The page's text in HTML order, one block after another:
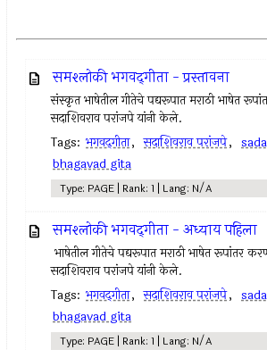
समश्लोकी भगवद्‌गीता - प्रस्तावना
संस्कृत भाषेतील गीतेचे पद्यरूपात मराठी भाषेत
सदाशिवराव परांजपे यांनी केले.
Tags: भगवद्‌गीता, सदाशिवराव परांजपे,
bhagavad gita
Type: PAGE | Rank: 1 | Lang: N/A
समश्लोकी भगवद्‌गीता - अध्याय पहिला
भाषेतील गीतेचे पद्यरूपात मराठी भाषेत रूपांतर
सदाशिवराव परांजपे यांनी केले.
Tags: भगवद्‌गीता, सदाशिवराव परांजपे,
bhagavad gita
Type: PAGE | Rank: 1 | Lang: N/A